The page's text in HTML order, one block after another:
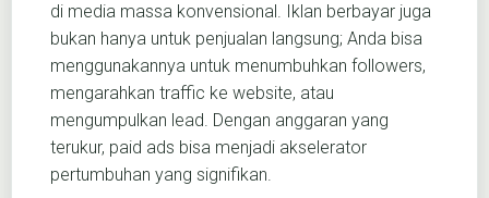
di media massa konvensional. Iklan berbayar juga
bukan hanya untuk penjualan langsung; Anda bisa
menggunakannya untuk menumbuhkan followers,
mengarahkan traffic ke website, atau
mengumpulkan lead. Dengan anggaran yang
terukur, paid ads bisa menjadi akselerator
pertumbuhan yang signifikan.